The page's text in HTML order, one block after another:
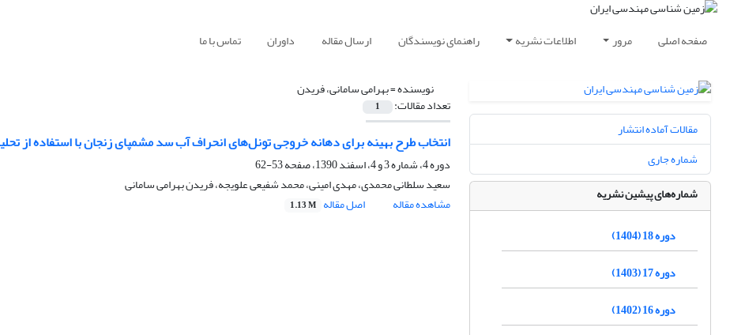
صفحه اصلی مرور اطلاعات نشریه راهنمای نویسندگان ارسال مقاله داوران تماس با ما
نویسنده =بهرامی سامانی، فریدن
تعداد مقالات: 1
انتخاب طرح بهینه برای دهانه خروجی تونل‌های انحراف آب سد مشمپای زنجان با استفاده از
دوره 4، شماره 3 و 4، اسفند 1390، صفحه
53-62
سعید سلطانی محمدی، مهدی امینی، محمد شفیعی علویجه، فریدن بهرامی سامانی
مشاهده مقاله
اصل مقاله 1.13 M
مقالات آماده انتشار
شماره جاری
شماره‌های پیشین نشریه
دوره 18 (1404)
دوره 17 (1403)
دوره 16 (1402)